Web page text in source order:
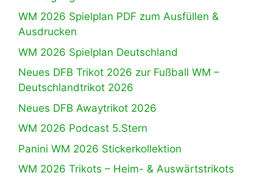
WM 2026 Spielplan PDF zum Ausfüllen &
Ausdrucken
WM 2026 Spielplan Deutschland
Neues DFB Trikot 2026 zur Fußball WM –
Deutschlandtrikot 2026
Neues DFB Awaytrikot 2026
WM 2026 Podcast 5.Stern
Panini WM 2026 Stickerkollektion
WM 2026 Trikots – Heim- & Auswärtstrikots